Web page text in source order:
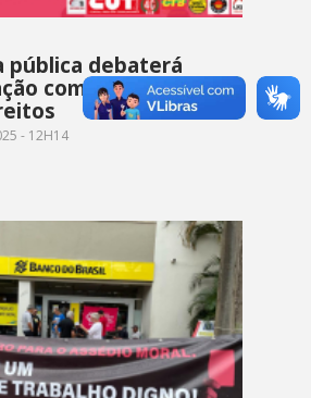
pública debaterá
como forma de
- 12H14